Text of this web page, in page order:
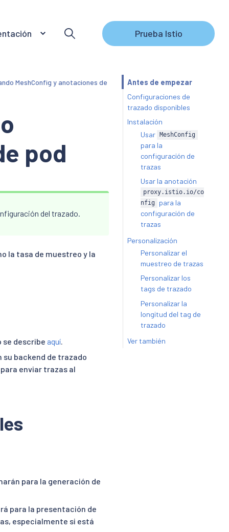
Prueba Istio
MeshConfig y anotaciones de
pod
del trazado.
la tasa de muestreo y la
se describe aquí
su backend de trazado
enviar trazas al
para la generación de
para la presentación de
especialmente si está
Antes de empezar
Configuraciones de
trazado disponibles
Instalación
Usar
MeshConfig
para la
configuración de
trazas
Usar la anotación
proxy.istio.io/co
nfig
para la
configuración de
trazas
Personalización
Personalizar el
muestreo de trazas
Personalizar los
tags de trazado
Personalizar la
longitud del tag de
trazado
Ver también